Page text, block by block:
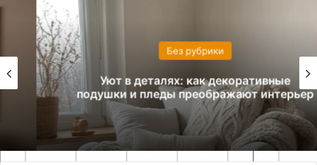
Без рубрики
Уют в деталях: как декоративные
подушки и пледы преображают интерьер